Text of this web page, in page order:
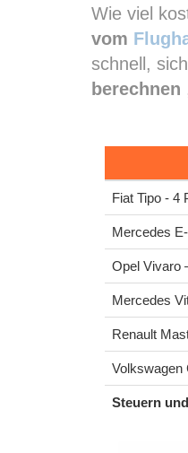
Wie viel
vom
schnell,
berechnen
Fiat Tipo - 4
Mercedes
Opel Vivaro
Mercedes
Renault
Volkswagen
Steuern